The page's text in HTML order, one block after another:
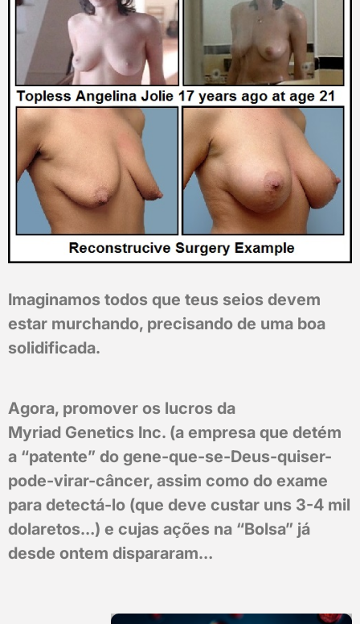
Imaginamos todos que teus seios devem
estar murchando, precisando de uma boa
solidificada.
Agora, promover os lucros da
Myriad Genetics Inc. (a empresa que detém
a “patente” do gene-que-se-Deus-quiser-
pode-virar-câncer, assim como do exame
para detectá-lo (que deve custar uns 3-4 mil
dolaretos…) e cujas ações na “Bolsa” já
desde ontem dispararam…